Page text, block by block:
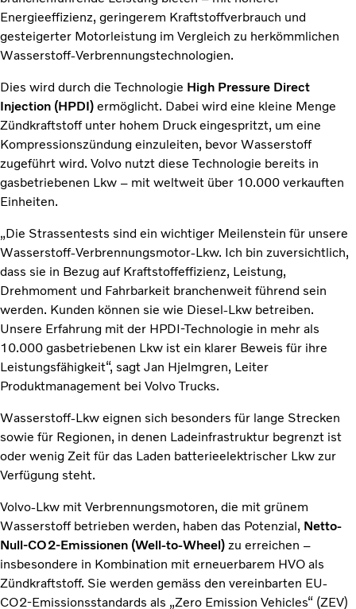
Energieeffizienz, geringerem Kraftstoffverbrauch und
gesteigerter Motorleistung im Vergleich zu herkömmlichen
Wasserstoff-Verbrennungstechnologien.
Dies wird durch die Technologie High Pressure Direct
Injection (HPDI) ermöglicht. Dabei wird eine kleine Menge
Zündkraftstoff unter hohem Druck eingespritzt, um eine
Kompressionszündung einzuleiten, bevor Wasserstoff
zugeführt wird. Volvo nutzt diese Technologie bereits in
gasbetriebenen Lkw – mit weltweit über 10.000 verkauften
Einheiten.
„Die Strassentests sind ein wichtiger Meilenstein für unsere
Wasserstoff-Verbrennungsmotor-Lkw. Ich bin zuversichtlich,
dass sie in Bezug auf Kraftstoffeffizienz, Leistung,
Drehmoment und Fahrbarkeit branchenweit führend sein
werden. Kunden können sie wie Diesel-Lkw betreiben.
Unsere Erfahrung mit der HPDI-Technologie in mehr als
10.000 gasbetriebenen Lkw ist ein klarer Beweis für ihre
Leistungsfähigkeit“, sagt Jan Hjelmgren, Leiter
Produktmanagement bei Volvo Trucks.
Wasserstoff-Lkw eignen sich besonders für lange Strecken
sowie für Regionen, in denen Ladeinfrastruktur begrenzt ist
oder wenig Zeit für das Laden batterieelektrischer Lkw zur
Verfügung steht.
Volvo-Lkw mit Verbrennungsmotoren, die mit grünem
Wasserstoff betrieben werden, haben das Potenzial, Netto-
Null-CO2-Emissionen (Well-to-Wheel) zu erreichen –
insbesondere in Kombination mit erneuerbarem HVO als
Zündkraftstoff. Sie werden gemäss den vereinbarten EU-
CO2-Emissionsstandards als „Zero Emission Vehicles“ (ZEV)